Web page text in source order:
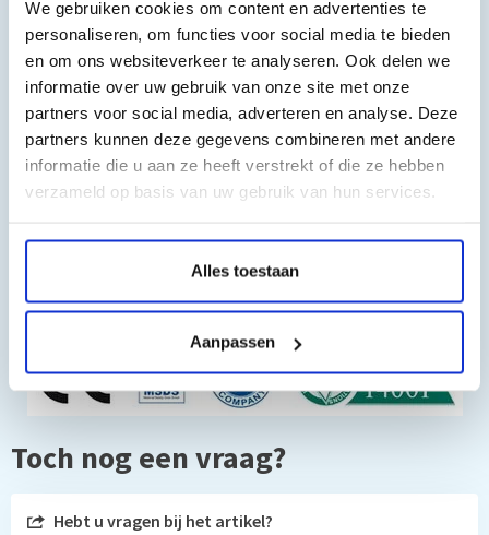
We gebruiken cookies om content en advertenties te
personaliseren, om functies voor social media te bieden
en om ons websiteverkeer te analyseren. Ook delen we
informatie over uw gebruik van onze site met onze
partners voor social media, adverteren en analyse. Deze
partners kunnen deze gegevens combineren met andere
informatie die u aan ze heeft verstrekt of die ze hebben
verzameld op basis van uw gebruik van hun services.
Alles toestaan
Aanpassen
o.a. geschikt voor:
PIXMA TS8150
PIXMA TS8152
PIXMA TS9150
PIXMA TS9155
PIXMA TS8250
Toch nog een vraag?
Hebt u vragen bij het artikel?